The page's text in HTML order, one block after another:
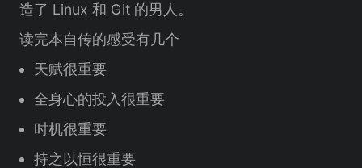
造了 Linux 和 Git 的男人。
读完本自传的感受有几个
天赋很重要
全身心的投入很重要
时机很重要
持之以恒很重要